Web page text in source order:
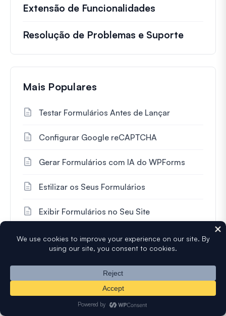
Extensão de Funcionalidades
Resolução de Problemas e Suporte
Mais Populares
Testar Formulários Antes de Lançar
Configurar Google reCAPTCHA
Gerar Formulários com IA do WPForms
Estilizar os Seus Formulários
Exibir Formulários no Seu Site
Renovar a Sua Licença
Pagamentos Stripe